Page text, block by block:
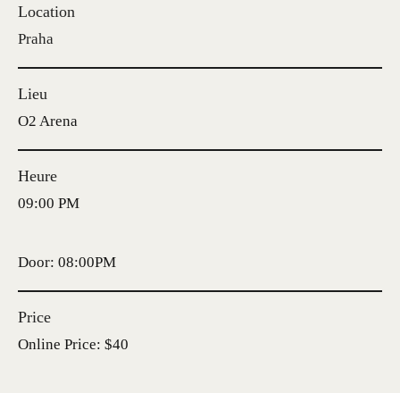
Location
Praha
Lieu
O2 Arena
Heure
09:00 PM
Door: 08:00PM
Price
Online Price: $40